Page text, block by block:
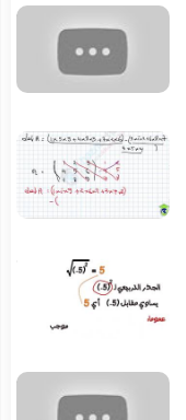
9:51